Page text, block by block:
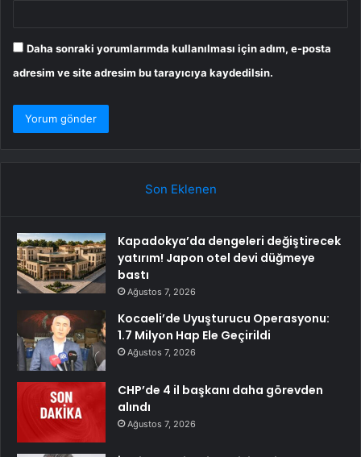
Daha sonraki yorumlarımda kullanılması için adım, e-posta
adresim ve site adresim bu tarayıcıya kaydedilsin.
Son Eklenen
Kapadokya’da dengeleri değiştirecek
yatırım! Japon otel devi düğmeye
bastı
Ağustos 7, 2026
Kocaeli’de Uyuşturucu Operasyonu:
1.7 Milyon Hap Ele Geçirildi
Ağustos 7, 2026
CHP’de 4 il başkanı daha görevden
alındı
Ağustos 7, 2026